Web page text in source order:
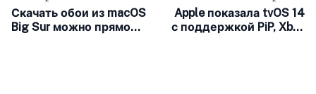
Скачать обои из macOS
Big Sur можно прямо
Apple показала tvOS 14
с поддержкой PiP, Xbox